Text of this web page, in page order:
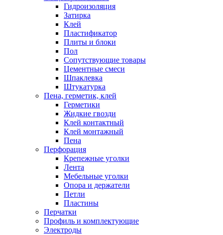
Гидроизоляция
Затирка
Клей
Пластификатор
Плиты и блоки
Пол
Сопутствующие товары
Цементные смеси
Шпаклевка
Штукатурка
Пена, герметик, клей
Герметики
Жидкие гвозди
Клей контактный
Клей монтажный
Пена
Перфорация
Крепежные уголки
Лента
Мебельные уголки
Опора и держатели
Петли
Пластины
Перчатки
Профиль и комплектующие
Электроды